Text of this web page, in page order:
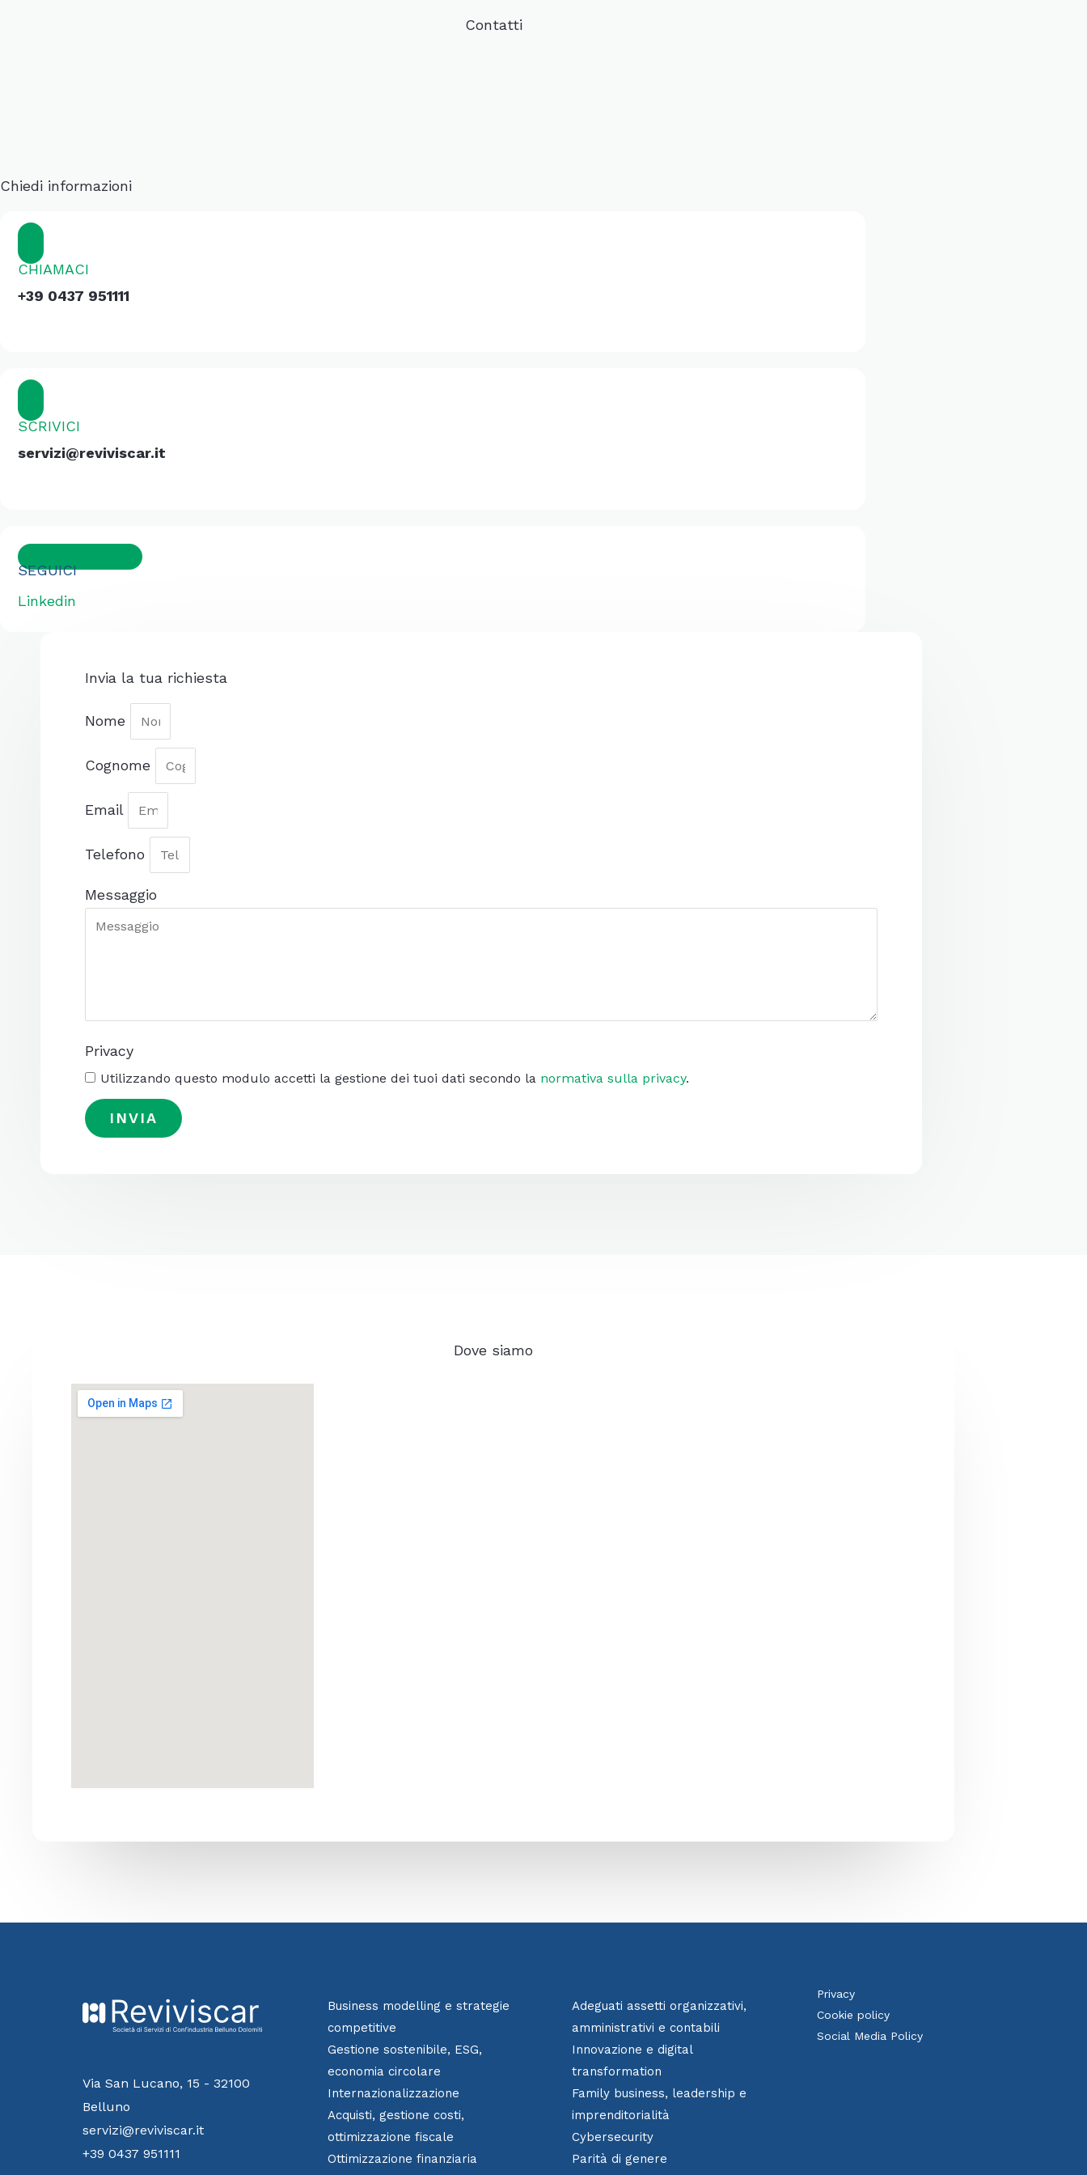
Contatti
Chiedi informazioni
CHIAMACI
+39 0437 951111
SCRIVICI
servizi@reviviscar.it
SEGUICI
Linkedin
Invia la tua richiesta
Nome
Cognome
Email
Telefono
Messaggio
Privacy
Utilizzando questo modulo accetti la gestione dei tuoi dati secondo la normativa sulla privacy.
INVIA
Dove siamo
Via San Lucano, 15 - 32100
Belluno
servizi@reviviscar.it
+39 0437 951111
Business modelling e strategie
competitive
Gestione sostenibile, ESG,
economia circolare
Internazionalizzazione
Acquisti, gestione costi,
ottimizzazione fiscale
Ottimizzazione finanziaria
Adeguati assetti organizzativi,
amministrativi e contabili
Innovazione e digital
transformation
Family business, leadership e
imprenditorialità
Cybersecurity
Parità di genere
Privacy
Cookie policy
Social Media Policy